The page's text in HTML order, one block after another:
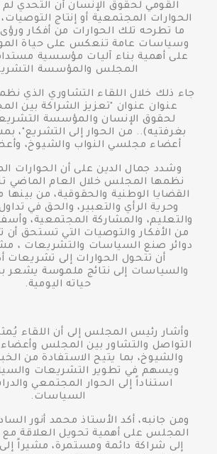
القومي لحقوق الإنسان أن التحدي لم
الحوارات المجتمعية أو إنتاج
ما تطرحه تلك الحوارات من أفكار
وسياسات عامة تنعكس على حياة
على أهمية بناء آليات مؤسسية
المجلس والمؤسسة
جاء ذلك خلال اللقاء التشاوري الذي
عنوان عنوان "تعزيز الشراكة بين
لحقوق الإنسان والمؤسسة
بغرفتيه).. من الحوار إلى التشريع"،
أعضاء مجلسي النواب والشيوخ،
وشدد جمال الدين على أن الحوارات
نظمها المجلس خلال العام الماضي
القضايا الوطنية والحقوقية، من بينها
وحرية الرأي والتعبير، والحق في
والتعليم، والمشاركة المجتمعية،
من الأفكار والتوصيات التي تستحق أن
دوائر صنع السياسات والتشريعات ،
أن تتحول الحوارات إلى تشريعات
والسياسات إلى نتائج ملموسة يشعر
حياته اليومية.
وأشار رئيس المجلس إلى أن اللقاء
التواصل والتشاور بين المجلس
والشيوخ، بما يتيح الاستفادة من
ويسهم في تطوير التشريعات
استناداً إلى الحوار المجتمعي
السياسات.
ومن جانبه، أكد الأستاذ محمد أنور
المجلس على أهمية تحويل العلاقة مع
إلى شراكة دائمة ومستمرة، مشيراً